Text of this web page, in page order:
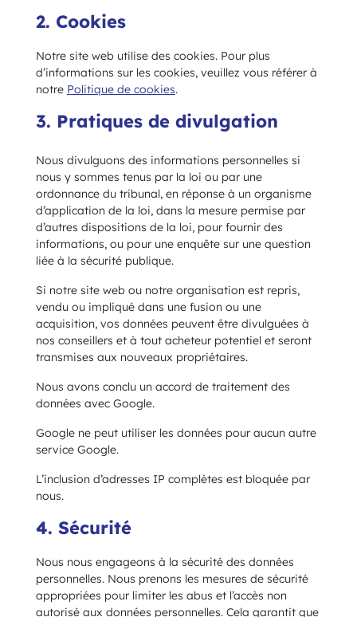
2. Cookies
Notre site web utilise des cookies. Pour plus
d’informations sur les cookies, veuillez vous référer à
notre Politique de cookies.
3. Pratiques de divulgation
Nous divulguons des informations personnelles si
nous y sommes tenus par la loi ou par une
ordonnance du tribunal, en réponse à un organisme
d’application de la loi, dans la mesure permise par
d’autres dispositions de la loi, pour fournir des
informations, ou pour une enquête sur une question
liée à la sécurité publique.
Si notre site web ou notre organisation est repris,
vendu ou impliqué dans une fusion ou une
acquisition, vos données peuvent être divulguées à
nos conseillers et à tout acheteur potentiel et seront
transmises aux nouveaux propriétaires.
Nous avons conclu un accord de traitement des
données avec Google.
Google ne peut utiliser les données pour aucun autre
service Google.
L’inclusion d’adresses IP complètes est bloquée par
nous.
4. Sécurité
Nous nous engageons à la sécurité des données
personnelles. Nous prenons les mesures de sécurité
appropriées pour limiter les abus et l’accès non
autorisé aux données personnelles. Cela garantit que